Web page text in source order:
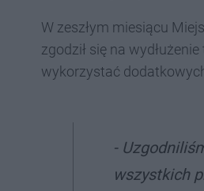
W zeszłym miesiącu
zgodził się na
wykorzystać dodatkowych
-
wszystkich